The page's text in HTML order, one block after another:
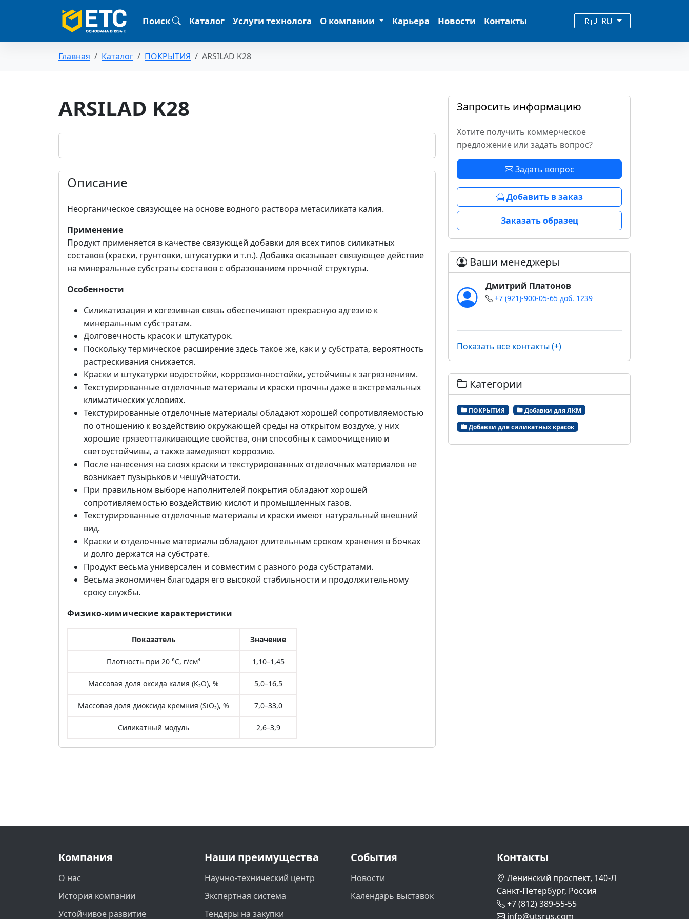
Поиск Каталог Услуги технолога О компании Карьера Новости Контакты 🇷🇺 RU
Главная Каталог ПОКРЫТИЯ ARSILAD K28
ARSILAD K28
Описание
Неорганическое связующее на основе водного раствора метасиликата калия.
Применение
Продукт применяется в качестве связующей добавки для всех типов силикатных
составов (краски, грунтовки, штукатурки и т.п.). Добавка оказывает связующее действие
на минеральные субстраты составов с образованием прочной структуры.
Особенности
Силикатизация и когезивная связь обеспечивают прекрасную адгезию к
минеральным субстратам.
Долговечность красок и штукатурок.
Поскольку термическое расширение здесь такое же, как и у субстрата, вероятность
растрескивания снижается.
Краски и штукатурки водостойки, коррозионностойки, устойчивы к загрязнениям.
Текстурированные отделочные материалы и краски прочны даже в экстремальных
климатических условиях.
Текстурированные отделочные материалы обладают хорошей сопротивляемостью
по отношению к воздействию окружающей среды на открытом воздухе, у них
хорошие грязеотталкивающие свойства, они способны к самоочищению и
светоустойчивы, а также замедляют коррозию.
После нанесения на слоях краски и текстурированных отделочных материалов не
возникает пузырьков и чешуйчатости.
При правильном выборе наполнителей покрытия обладают хорошей
сопротивляемостью воздействию кислот и промышленных газов.
Текстурированные отделочные материалы и краски имеют натуральный внешний
вид.
Краски и отделочные материалы обладают длительным сроком хранения в бочках
и долго держатся на субстрате.
Продукт весьма универсален и совместим с разного рода субстратами.
Весьма экономичен благодаря его высокой стабильности и продолжительному
сроку службы.
Физико-химические характеристики
Показатель Значение
Плотность при 20 °С, г/см³ 1,10–1,45
Массовая доля оксида калия (K₂O), % 5,0–16,5
Массовая доля диоксида кремния (SiO₂), % 7,0–33,0
Силикатный модуль 2,6–3,9
Запросить информацию
Хотите получить коммерческое
предложение или задать вопрос?
Задать вопрос
Добавить в заказ
Заказать образец
Ваши менеджеры
Дмитрий Платонов
+7 (921)-900-05-65 доб. 1239
Показать все контакты (+)
Категории
ПОКРЫТИЯ
Добавки для ЛКМ
Добавки для силикатных красок
Компания
О нас
История компании
Устойчивое развитие
Наши преимущества
Научно-технический центр
Экспертная система
Тендеры на закупки
События
Новости
Календарь выставок
Контакты
Ленинский проспект, 140-Л
Санкт-Петербург, Россия
+7 (812) 389-55-55
info@utsrus.com